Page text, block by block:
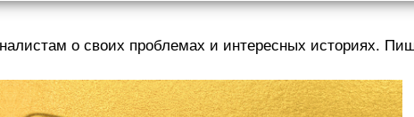
о своих проблемах и интересных историях.